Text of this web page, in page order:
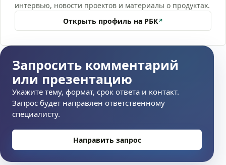
интервью, новости проектов и материалы о продуктах.
Открыть профиль на РБК↗
Запросить комментарий
или презентацию
Укажите тему, формат, срок ответа и контакт.
Запрос будет направлен ответственному
специалисту.
Направить запрос